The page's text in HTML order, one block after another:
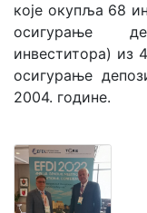
које окупља 68
осигурање
инвеститора) из
осигурање
2004. године.